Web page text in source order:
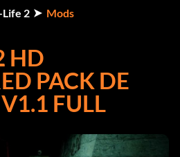
2 Mods
HD
PACK DE
FULL